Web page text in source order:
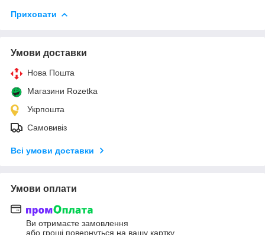
Приховати
Умови доставки
Нова Пошта
Магазини Rozetka
Укрпошта
Самовивіз
Всі умови доставки
Умови оплати
Ви отримаєте замовлення
або гроші повернуться на вашу картку